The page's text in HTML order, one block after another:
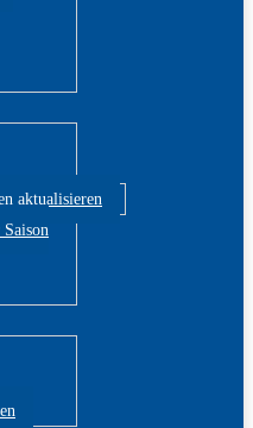
aktualisieren